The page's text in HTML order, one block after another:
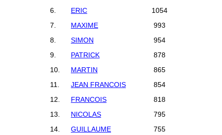
6.
ERIC
1054
7.
MAXIME
993
8.
SIMON
954
9.
PATRICK
878
10.
MARTIN
865
11.
JEAN FRANCOIS
854
12.
FRANCOIS
818
13.
NICOLAS
795
14.
GUILLAUME
755